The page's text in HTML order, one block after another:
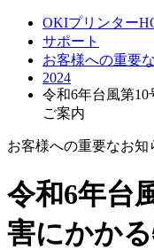
OKIプリンター
サポート
お客様への重要
2024
令和6年台風第
ご案内
お客様への重要なお知
令和6年台
害にかか